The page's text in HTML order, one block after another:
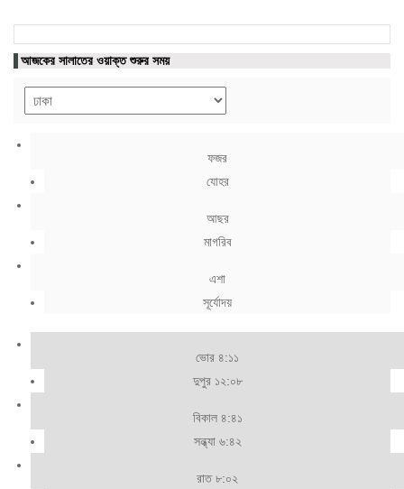
আজকের সালাতের ওয়াক্ত শুরুর সময়
ফজর
যোহর
আছর
মাগরিব
এশা
সূর্যোদয়
ভোর ৪:১১
দুপুর ১২:০৮
বিকাল ৪:৪১
সন্ধ্যা ৬:৪২
রাত ৮:০২